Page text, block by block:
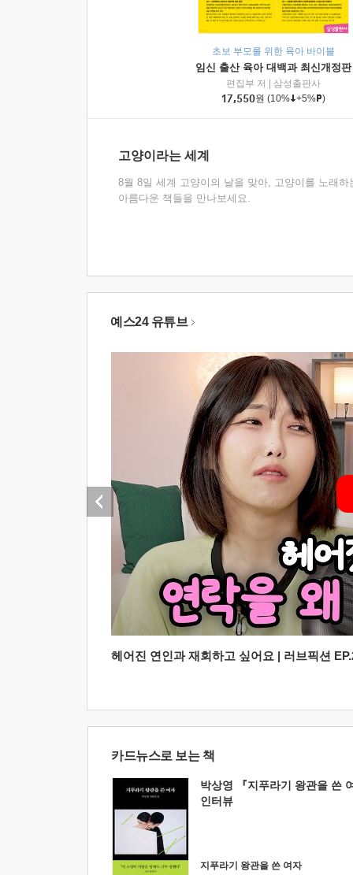
초보 부모를 위한 육아 바이블
임신 출산 육아 대백과 최신개정판
편집부 저
삼성출판사
17,550원 (10% +5% )
고양이라는 세계
8월 8일 세계 고양이의 날을 맞아, 고양이를 노래하
아름다운 책들을 만나보세요.
예스24 유튜브
헤어진 연인과 재회하고 싶어요 | 러브픽션
카드뉴스로 보는 책
박상영 『지푸라기 왕관을 쓴
인터뷰
지푸라기 왕관을 쓴 여자